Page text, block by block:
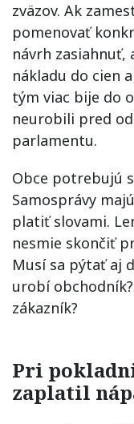
zväzov. Ak
pomenovať
návrh zasiahnuť,
nákladu do cien
tým viac bije do
neurobili pred
parlamentu.
Obce potrebujú
Samosprávy
platiť slovami.
nesmie skončiť
Musí sa pýtať aj
urobí
zákazník?
Pri
zaplatil